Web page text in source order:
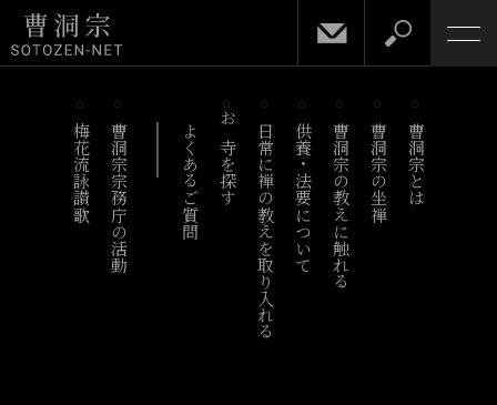
梅花流詠讃歌 曹洞宗宗務庁の活動 よくあるご質問 お寺を探す 日常に禅の教えを取り入れる供養・法要について曹洞宗の教えに触れる 曹洞宗の坐禅 曹洞宗とは